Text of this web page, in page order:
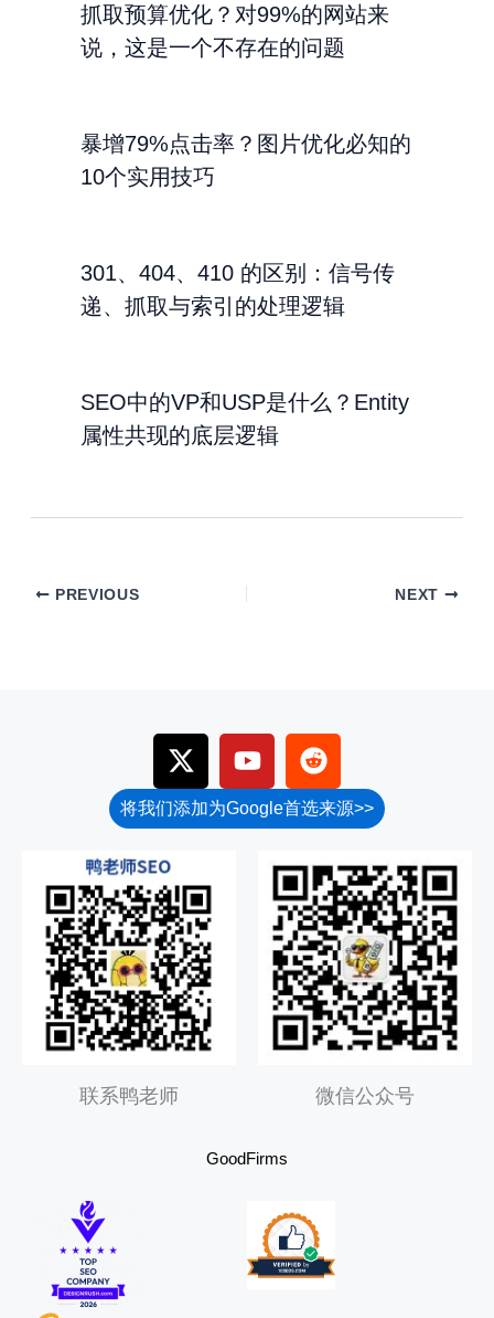
抓取预算优化？对99%的网站来
说，这是一个不存在的问题
暴增79%点击率？图片优化必知的
10个实用技巧
301、404、410 的区别：信号传
递、抓取与索引的处理逻辑
SEO中的VP和USP是什么？Entity
属性共现的底层逻辑
PREVIOUS NEXT
X
-
t
w
t
t
e
r
Y
o
u
t
R
e
d
d
t
将我们添加为Google首选来源>>
联系鸭老师 微信公众号
GoodFirms